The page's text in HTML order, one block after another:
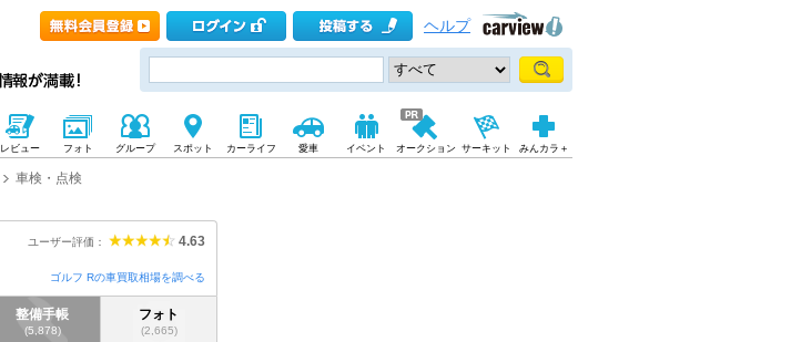
ヘルプ
レビュー フォト グループ スポット カーライフ 愛車 イベント オークション サーキット みんカラ＋
車検・点検
ユーザー評価： 4.63
ゴルフ Rの車買取相場を調べる
整備手帳
(5,878)
フォト
(2,665)